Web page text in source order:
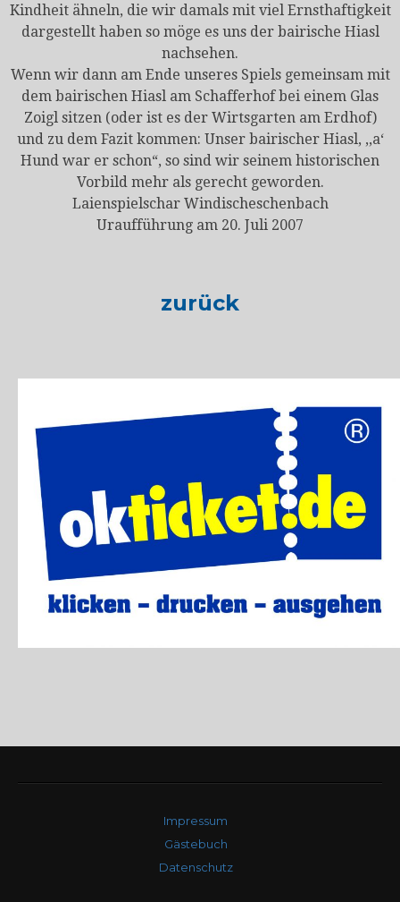
Kindheit ähneln, die wir damals mit viel Ernsthaftigkeit
dargestellt haben so möge es uns der bairische Hiasl
nachsehen.
Wenn wir dann am Ende unseres Spiels gemeinsam mit
dem bairischen Hiasl am Schafferhof bei einem Glas
Zoigl sitzen (oder ist es der Wirtsgarten am Erdhof)
und zu dem Fazit kommen: Unser bairischer Hiasl, ,,a‘
Hund war er schon“, so sind wir seinem historischen
Vorbild mehr als gerecht geworden.
Laienspielschar Windischeschenbach
Uraufführung am 20. Juli 2007
zurück
Impressum
Gästebuch
Datenschutz